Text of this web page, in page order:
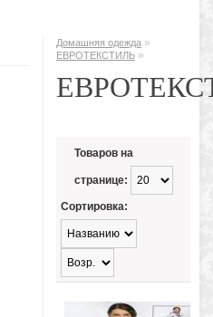
Домашняя одежда »
ЕВРОТЕКСТИЛЬ »
Товаров на
странице:
Сортировка: